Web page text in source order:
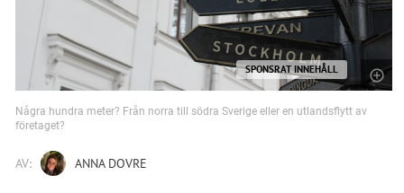
SPONSRAT INNEHÅLL
Några hundra meter? Från norra till södra Sverige eller en utlandsflytt av
företaget?
AV: ANNA DOVRE